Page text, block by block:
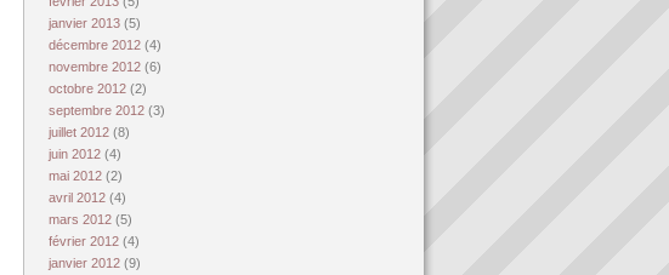
janvier 2013 (5)
décembre 2012 (4)
novembre 2012 (6)
octobre 2012 (2)
septembre 2012 (3)
juillet 2012 (8)
juin 2012 (4)
mai 2012 (2)
avril 2012 (4)
mars 2012 (5)
février 2012 (4)
janvier 2012 (9)